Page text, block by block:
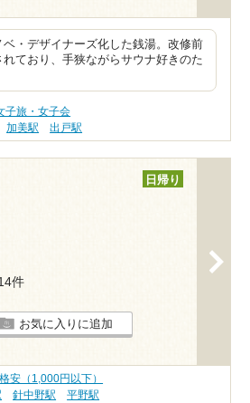
・デザイナーズ化した銭湯。改修前
ており、手狭ながらサウナ好きのた
子旅・女子会
加美駅 出戸駅
日帰り
件
お気に入りに追加
安（1,000円以下）
針中野駅 平野駅